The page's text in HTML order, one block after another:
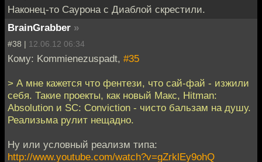
Наконец-то Саурона с Диаблой скрестили.
BrainGrabber »
#38 | 12.06.12 06:34
Кому: Kommienezuspadt, #35
> А мне кажется что фентези, что сай-фай - изжили
себя. Такие проекты, как новый Макс, Hitman:
Absolution и SC: Conviction - чисто бальзам на душу.
Реализьма рулит нещадно.
Ну или условный реализм типа:
http://www.youtube.com/watch?v=gZrklEy9ohQ